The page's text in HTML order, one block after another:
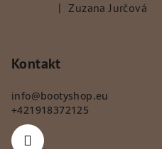
Ocena produktu to 5
| Zuzana Jurčová
Kontakt
info@bootyshop.eu
+421918372125